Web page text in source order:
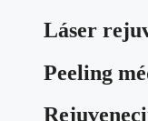
Láser
Peeling